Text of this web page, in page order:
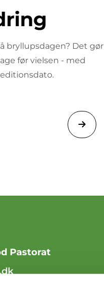
bryllupsdagen? Det gør
før vielsen - med
Pastorat